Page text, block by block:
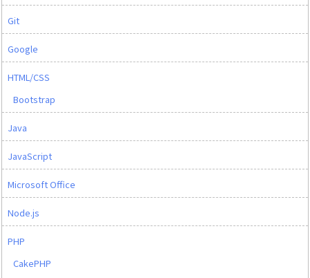
Git
Google
HTML/CSS
Bootstrap
Java
JavaScript
Microsoft Office
Node.js
PHP
CakePHP